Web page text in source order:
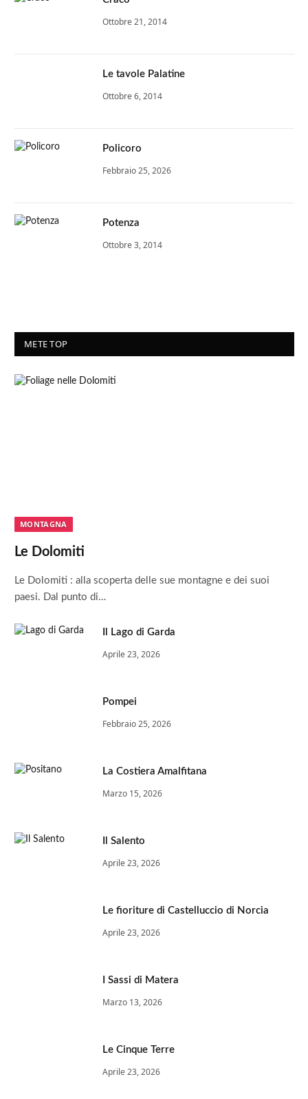
Ottobre 21, 2014
Le tavole Palatine
Ottobre 6, 2014
Policoro
Febbraio 25, 2026
Potenza
Ottobre 3, 2014
METE TOP
MONTAGNA
Le Dolomiti
Le Dolomiti : alla scoperta delle sue montagne e dei suoi
paesi. Dal punto di…
Il Lago di Garda
Aprile 23, 2026
Pompei
Febbraio 25, 2026
La Costiera Amalfitana
Marzo 15, 2026
Il Salento
Aprile 23, 2026
Le fioriture di Castelluccio di Norcia
Aprile 23, 2026
I Sassi di Matera
Marzo 13, 2026
Le Cinque Terre
Aprile 23, 2026